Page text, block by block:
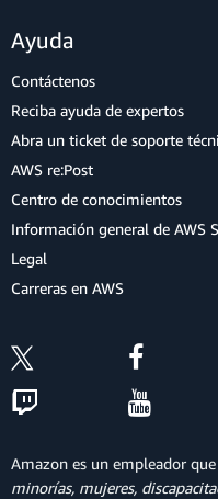
Ayuda
Contáctenos
Reciba ayuda de expertos
Abra un ticket de soporte
AWS re:Post
Centro de conocimientos
Información general de AWS
Legal
Carreras en AWS
Amazon es un empleador
minorías, mujeres,